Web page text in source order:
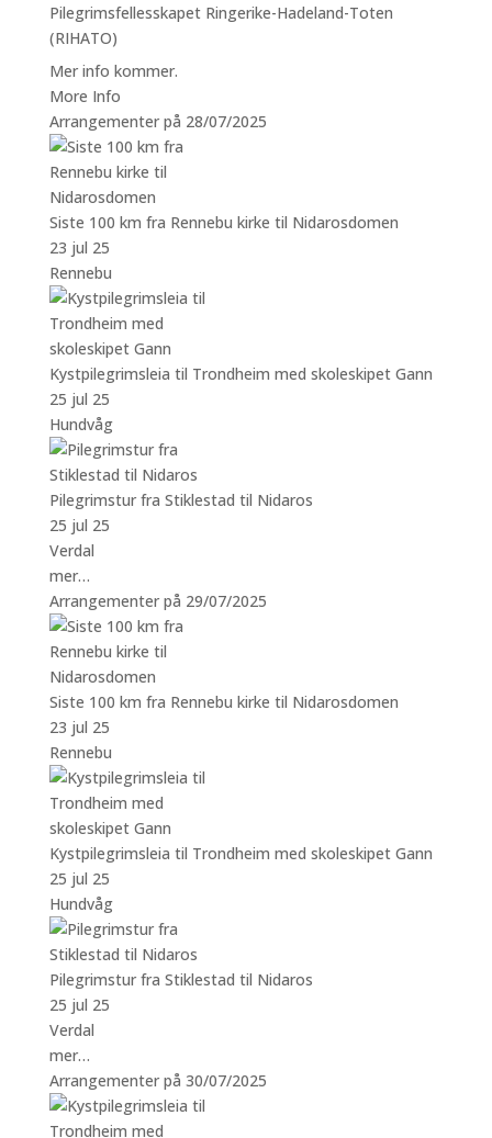
Pilegrimsfellesskapet Ringerike-Hadeland-Toten
(RIHATO)
Mer info kommer.
More Info
Arrangementer på 28/07/2025
Siste 100 km fra Rennebu kirke til Nidarosdomen
23 jul 25
Rennebu
Kystpilegrimsleia til Trondheim med skoleskipet Gann
25 jul 25
Hundvåg
Pilegrimstur fra Stiklestad til Nidaros
25 jul 25
Verdal
mer…
Arrangementer på 29/07/2025
Siste 100 km fra Rennebu kirke til Nidarosdomen
23 jul 25
Rennebu
Kystpilegrimsleia til Trondheim med skoleskipet Gann
25 jul 25
Hundvåg
Pilegrimstur fra Stiklestad til Nidaros
25 jul 25
Verdal
mer…
Arrangementer på 30/07/2025